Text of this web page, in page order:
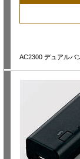
AC2300 デュアルバ